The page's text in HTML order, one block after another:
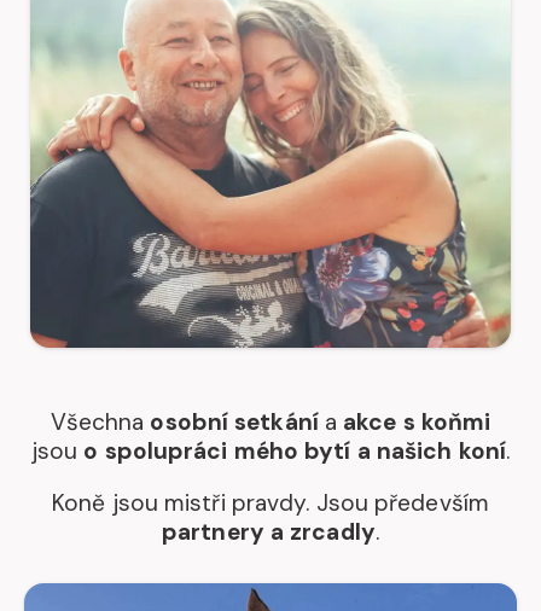
Všechna osobní setkánía akce s koňmi
jsou o spolupráci mého bytí a našich koní.
Koně jsou mistři pravdy. Jsou především
partnery a zrcadly.